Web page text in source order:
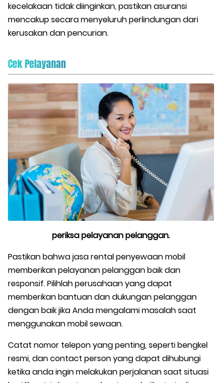
kecelakaan tidak diinginkan, pastikan asuransi
mencakup secara menyeluruh perlindungan dari
kerusakan dan pencurian.
Cek Pelayanan
periksa pelayanan pelanggan.
Pastikan bahwa jasa rental penyewaan mobil
memberikan pelayanan pelanggan baik dan
responsif. Pilihlah perusahaan yang dapat
memberikan bantuan dan dukungan pelanggan
dengan baik jika Anda mengalami masalah saat
menggunakan mobil sewaan.
Catat nomor telepon yang penting, seperti bengkel
resmi, dan contact person yang dapat dihubungi
ketika anda ingin melakukan perjalanan saat situasi